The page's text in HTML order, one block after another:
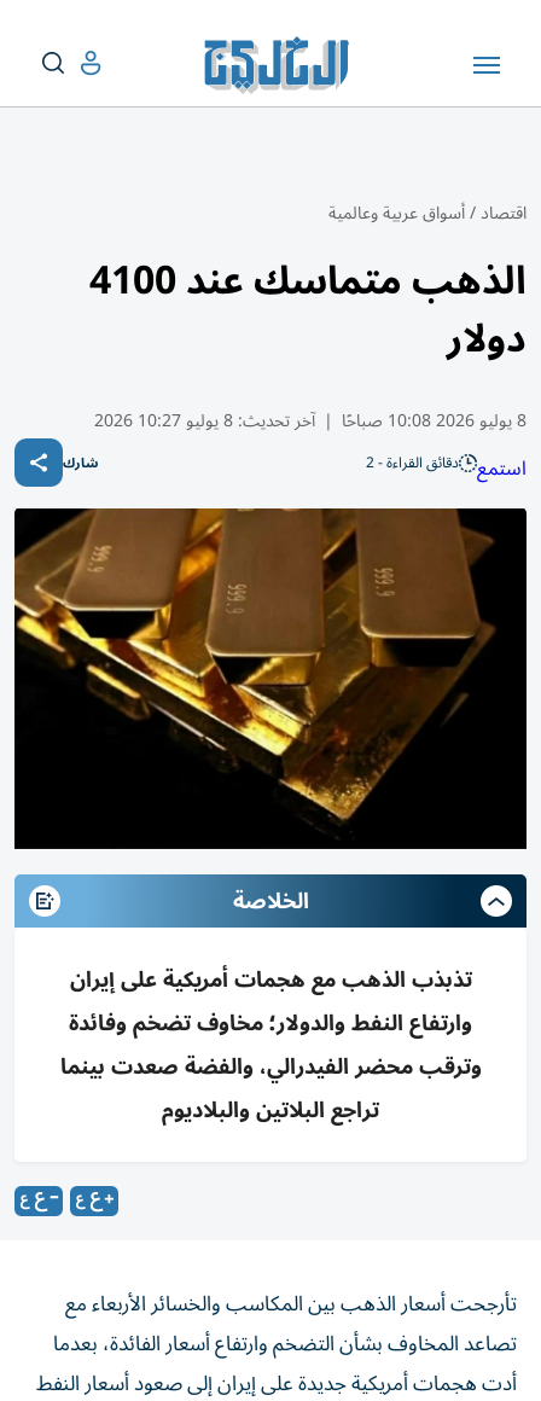
اقتصاد/أسواق عربية وعالمية
الذهب متماسك عند 4100
دولار
8 يوليو 2026 10:08 صباحًا | آخر تحديث:8 يوليو 10:27 2026
استمع دقائق القراءة - 2 شارك
الخلاصة
تذبذب الذهب مع هجمات أمريكية على إيران
وارتفاع النفط والدولار؛ مخاوف تضخم وفائدة
وترقب محضر الفيدرالي، والفضة صعدت بينما
تراجع البلاتين والبلاديوم
تأرجحت أسعار الذهب بين المكاسب والخسائر الأربعاء مع
تصاعد المخاوف بشأن التضخم وارتفاع أسعار الفائدة، بعدما
أدت ‌هجمات أمريكية جديدة على إيران إلى صعود أسعار النفط